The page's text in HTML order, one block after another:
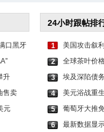
口黑牙
升
售卖
元
24小时跟帖排
1
美国攻击叙
2
全球茶叶价
3
埃及深陷债
4
美元浴战重
5
葡萄牙大推
6
最新数据显